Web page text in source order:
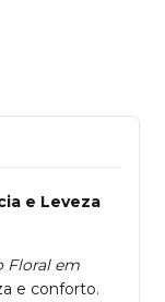
e Leveza
Floral em
e conforto.